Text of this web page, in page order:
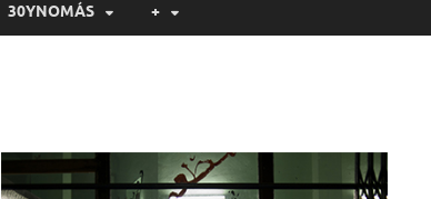
30YNOMÁS +